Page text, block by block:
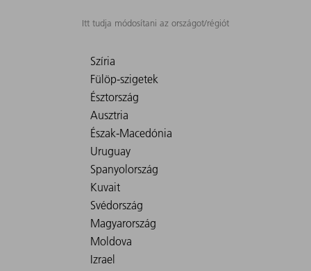
Itt tudja módosítani az országot/régiót